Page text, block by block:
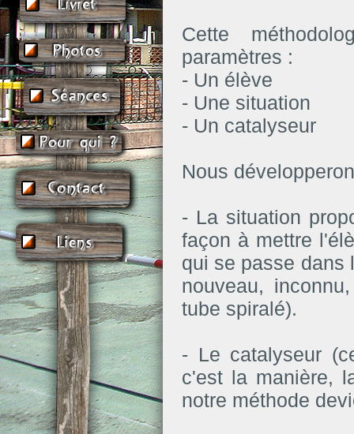
Cette
paramètres :
- Un élève
- Une situation
- Un catalyseur
Nous
- La situation
façon à mettre
qui se passe dans
nouveau,
tube spiralé).
- Le catalyseur
c'est la manière,
notre méthode